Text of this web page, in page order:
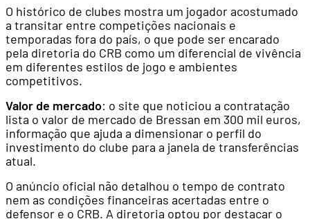
O histórico de clubes mostra um jogador acostumado
a transitar entre competições nacionais e
temporadas fora do país, o que pode ser encarado
pela diretoria do CRB como um diferencial de vivência
em diferentes estilos de jogo e ambientes
competitivos.
Valor de mercado: o site que noticiou a contratação
lista o valor de mercado de Bressan em 300 mil euros,
informação que ajuda a dimensionar o perfil do
investimento do clube para a janela de transferências
atual.
O anúncio oficial não detalhou o tempo de contrato
nem as condições financeiras acertadas entre o
defensor e o CRB. A diretoria optou por destacar o